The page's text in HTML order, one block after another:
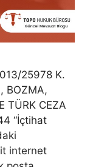
25978 K.
BOZMA,
TÜRK CEZA
“İçtihat
internet